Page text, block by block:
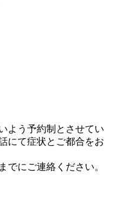
よう予約制とさせてい
にて症状とご都合をお
でにご連絡ください。